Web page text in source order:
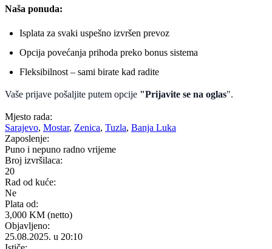
Naša ponuda:
Isplata za svaki uspešno izvršen prevoz
Opcija povećanja prihoda preko bonus sistema
Fleksibilnost – sami birate kad radite
Vaše prijave pošaljite putem opcije "Prijavite se na oglas".
Mjesto rada:
Sarajevo, Mostar, Zenica, Tuzla, Banja Luka
Zaposlenje:
Puno i nepuno radno vrijeme
Broj izvršilaca:
20
Rad od kuće:
Ne
Plata od:
3,000 KM (netto)
Objavljeno:
25.08.2025. u 20:10